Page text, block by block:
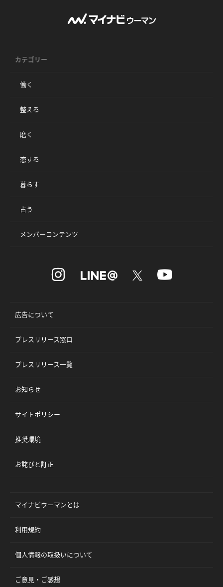
カテゴリー
働く
整える
磨く
恋する
暮らす
占う
メンバーコンテンツ
広告について
プレスリリース窓口
プレスリリース一覧
お知らせ
サイトポリシー
推奨環境
お詫びと訂正
マイナビウーマンとは
利用規約
個人情報の取扱いについて
ご意見・ご感想